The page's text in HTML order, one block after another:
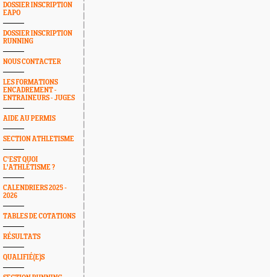
DOSSIER INSCRIPTION
EAPO
DOSSIER INSCRIPTION
RUNNING
NOUS CONTACTER
LES FORMATIONS
ENCADREMENT -
ENTRAINEURS - JUGES
AIDE AU PERMIS
SECTION ATHLETISME
C'EST QUOI
L'ATHLÉTISME ?
CALENDRIERS 2025 -
2026
TABLES DE COTATIONS
RÉSULTATS
QUALIFIÉ(E)S